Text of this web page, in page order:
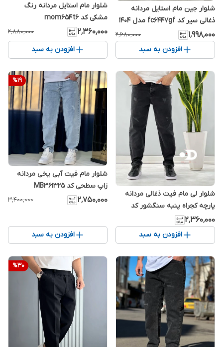
شلوار جین مام استایل مردانه
ذغالی سیر کد fc6447gf مدل ۱۴۰4
۱٬۹۹۸٬۰۰۰ ۲٬۶۸۰٬۰۰۰
افزودن به سبد
شلوار مام استایل مردانه رنگ
مشکی کد mom654t6
۲٬۳۶۰٬۰۰۰ ۲٬۸۸۰٬۰۰۰
افزودن به سبد
شلوار لی مام فیت ذغالی مردانه
پارچه کجراه پنبه سنگشور کد
MOM7543
۲٬۳۶۰٬۰۰۰
افزودن به سبد
%19
شلوار مام فیت آبی یخی مردانه
زاپ سطحی کد MB361325
۲٬۷۵۰٬۰۰۰ ۳٬۴۰۰٬۰۰۰
افزودن به سبد
%30